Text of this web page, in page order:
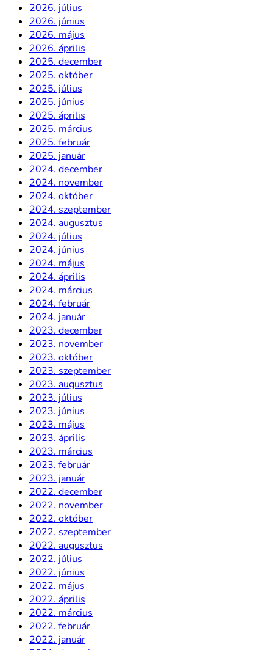
2026. július
2026. június
2026. május
2026. április
2025. december
2025. október
2025. július
2025. június
2025. április
2025. március
2025. február
2025. január
2024. december
2024. november
2024. október
2024. szeptember
2024. augusztus
2024. július
2024. június
2024. május
2024. április
2024. március
2024. február
2024. január
2023. december
2023. november
2023. október
2023. szeptember
2023. augusztus
2023. július
2023. június
2023. május
2023. április
2023. március
2023. február
2023. január
2022. december
2022. november
2022. október
2022. szeptember
2022. augusztus
2022. július
2022. június
2022. május
2022. április
2022. március
2022. február
2022. január